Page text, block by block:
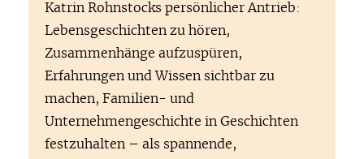
Katrin Rohnstocks persönlicher Antrieb:
Lebensgeschichten zu hören,
Zusammenhänge aufzuspüren,
Erfahrungen und Wissen sichtbar zu
machen, Familien- und
Unternehmengeschichte in Geschichten
festzuhalten – als spannende,